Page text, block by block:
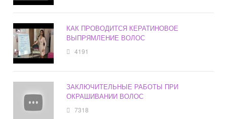
КАК ПРОВОДИТСЯ КЕРАТИНОВОЕ
ВЫПРЯМЛЕНИЕ ВОЛОС
4191
ЗАКЛЮЧИТЕЛЬНЫЕ РАБОТЫ ПРИ
ОКРАШИВАНИИ ВОЛОС
7318